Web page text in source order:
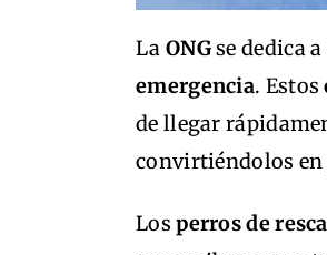
La ONGse dedica
emergencia. Estos
de llegar
convirtiéndolos
Losperros de